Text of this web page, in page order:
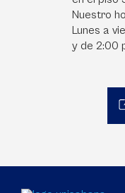
Nuestro
Lunes a
y de 2:00